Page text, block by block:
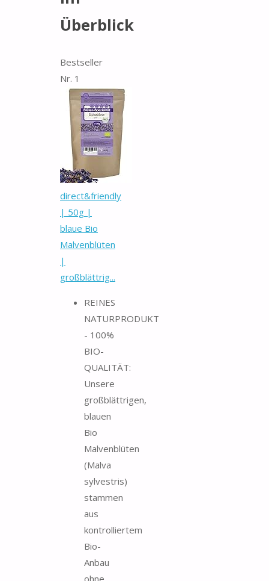
Überblick
Bestseller
Nr. 1
direct&friendly
| 50g |
blaue Bio
Malvenblüten
|
großblättrig...
REINES
NATURPRODUKT
- 100%
BIO-
QUALITÄT:
Unsere
großblättrigen,
blauen
Bio
Malvenblüten
(Malva
sylvestris)
stammen
aus
kontrolliertem
Bio-
Anbau
ohne